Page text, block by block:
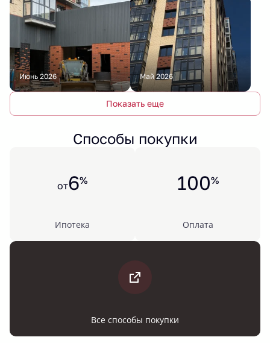
Июнь 2026 Май 2026
Показать еще
Способы покупки
от6%
Ипотека
100%
Оплата
Все способы покупки